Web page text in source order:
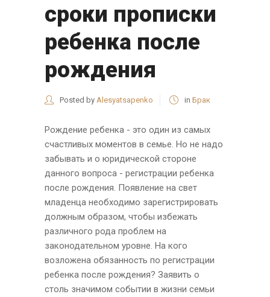
сроки прописки
ребенка после
рождения
Posted by Alesyatsapenko in Брак
Рождение ребенка - это один из самых
счастливых моментов в семье. Но не надо
забывать и о юридической стороне
данного вопроса - регистрации ребенка
после рождения. Появление на свет
младенца необходимо зарегистрировать
должным образом, чтобы избежать
различного рода проблем на
законодательном уровне. На кого
возложена обязанность по регистрации
ребенка после рождения? Заявить о
столь значимом событии в жизни семьи